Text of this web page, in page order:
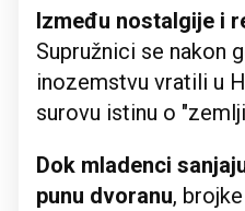
Između nostalgije i
Supružnici se nakon
inozemstvu vratili u
surovu istinu o
Dok mladenci
punu dvoranu,